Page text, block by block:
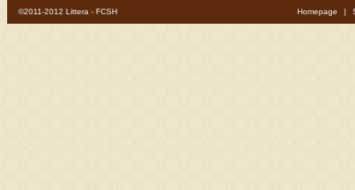
©2011-2012 Littera - FCSH Homepage |